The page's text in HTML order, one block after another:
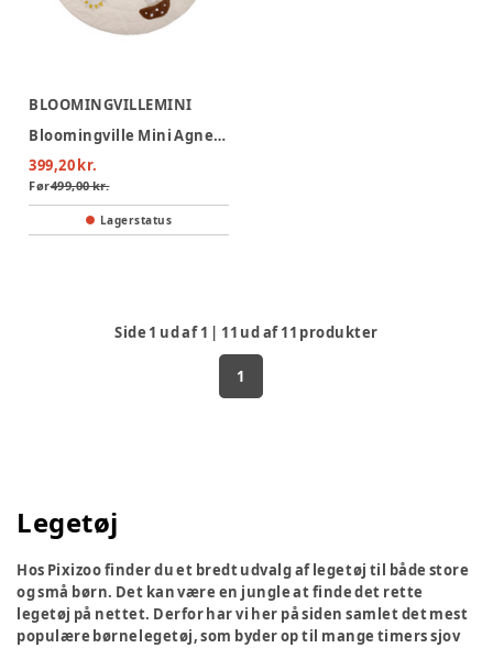
BLOOMINGVILLEMINI
Bloomingville Mini Agnes Legemåtte
399,20 kr.
Før499,00 kr.
Lagerstatus
Side 1 ud af1 | 11 ud af11 produkter
1
Legetøj
Hos Pixizoo finder du et bredt udvalg af legetøj til både store
og små børn. Det kan være en jungle at finde det rette
legetøj på nettet. Derfor har vi her på siden samlet det mest
populære børnelegetøj, som byder op til mange timers sjov